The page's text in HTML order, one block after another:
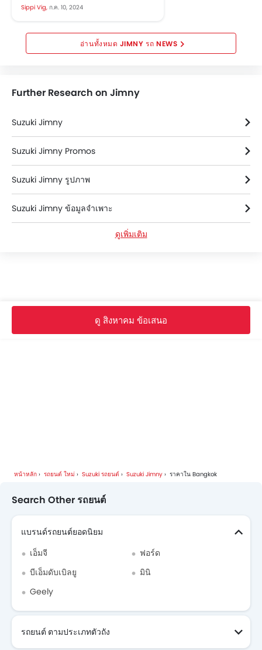
ระเบียบด้านการปล่อยมลพิษที่เข้ม
ลิตรไม่เป็นไปตามมาตรฐาน CO2
ของสหภาพยุโรป แม้จะมีการนำ
Jimny กลับมาจำหน่ายใหม่ในปี
แต่กฎการปล่อยมลพิษได้นำไปสู่การ
Sippi Vig, ก.ค. 10, 2024
JIMNY รถ NEWS
Further Research on Jimny
Suzuki Jimny
Suzuki Jimny Promos
Suzuki Jimny รูปภาพ
Suzuki Jimny ข้อมูลจำเพาะ
Suzukiดีลเลอร์ใน bangkok
ดูเพิ่มเติม
ดู สิงหาคม ข้อเสนอ
หน้าหลัก รถยนต์ ใหม่ Suzuki รถยนต์ Suzuki Jimny ราคาใน Bangkok
Search Other รถยนต์
แบรนด์รถยนต์ยอดนิยม
เอ็มจี
ฟอร์ด
บีเอ็มดับเบิลยู
มินิ
Geely
รถยนต์ ตามประเภทตัวถัง